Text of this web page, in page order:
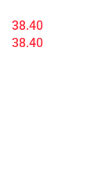
38.40
38.40